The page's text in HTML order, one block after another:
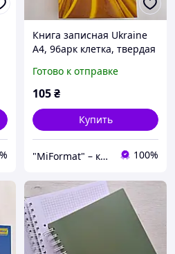
Книга записная Ukraine
А4, 96арк клетка, твердая
учета
Готово к отправке
105₴
Купить
"MiFormat" – канцелярия для офиса и школы, упаковочные материалы! 100%